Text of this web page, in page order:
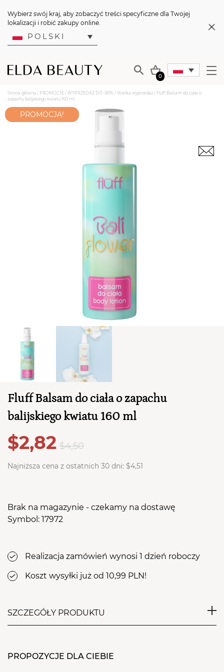
Wybierz swój kraj, aby zobaczyć treści specyficzne dla Twojej
lokalizacji i robić zakupy online.
POLSKI
0
Suma koszyka (
PRZEJDŹ DO KOSZYKA
Strona główna / PROMOCJE / WYPRZEDAŻ DO -90% / Wielka wyprzedaż / Fluff Balsam do ciała o
zapachu balijskiego kwiatu 160 ml
PROMOCJA!
Fluff Balsam do ciała o zapachu
balijskiego kwiatu 160 ml
$2,82 $4,50
Najniższa cena z ostatnich 30 dni: $4,51
Brak na magazynie - czekamy na dostawę
Symbol: 17972
Realizacja zamówień wynosi 1 dzień roboczy
Koszt wysyłki już od 10,99 PLN!
SZCZEGÓŁY PRODUKTU
odżywcze, ma działanie zmiękczające,
PROPOZYCJE DLA CIEBIE